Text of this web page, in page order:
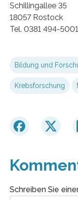
Schillingallee 35
18057 Rostock
Tel. 0381 494-5001
Bildung und
Krebsforschung
Schreiben Sie